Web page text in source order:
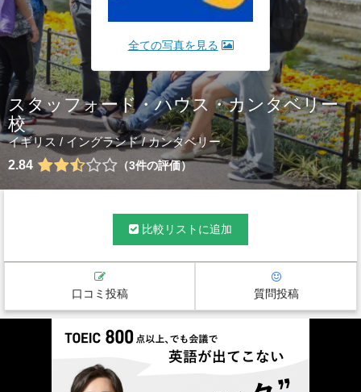
全ての写真を見る
スタッフォード・ハウス・カンタベリー
校
イギリス / イングランド/カンタベリー
2.84
3件の評価
比較リストに追加
口コミ投稿 質問投稿